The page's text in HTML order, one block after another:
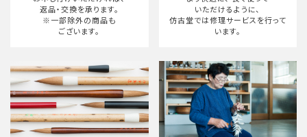
返品・交換を承ります。
※一部除外の商品も
ございます。
いただけるように、
仿古堂では修理サービスを行って
います。